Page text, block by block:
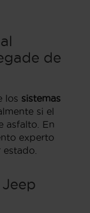
de
los sistemas
si el
asfalto. En
experto